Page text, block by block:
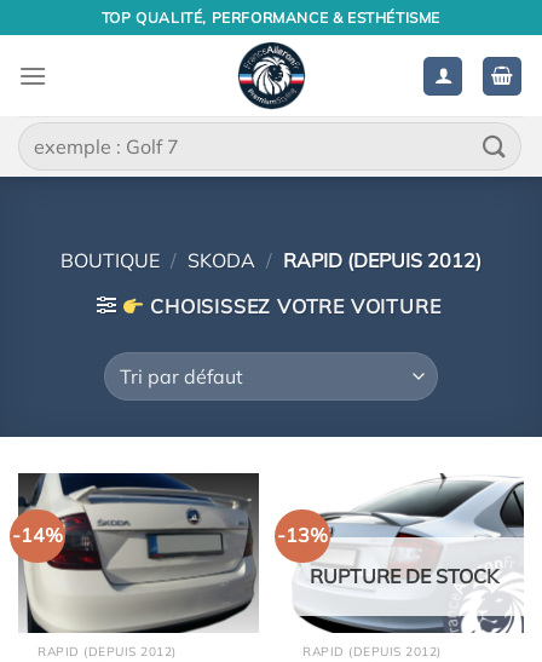
contenu
TOP QUALITÉ, PERFORMANCE & ESTHÉTISME
Recherche
pour :
BOUTIQUE / SKODA / RAPID (DEPUIS 2012)
CHOISISSEZ VOTRE VOITURE
-14%
RAPID (DEPUIS 2012)
-13%
RUPTURE DE STOCK
RAPID (DEPUIS 2012)